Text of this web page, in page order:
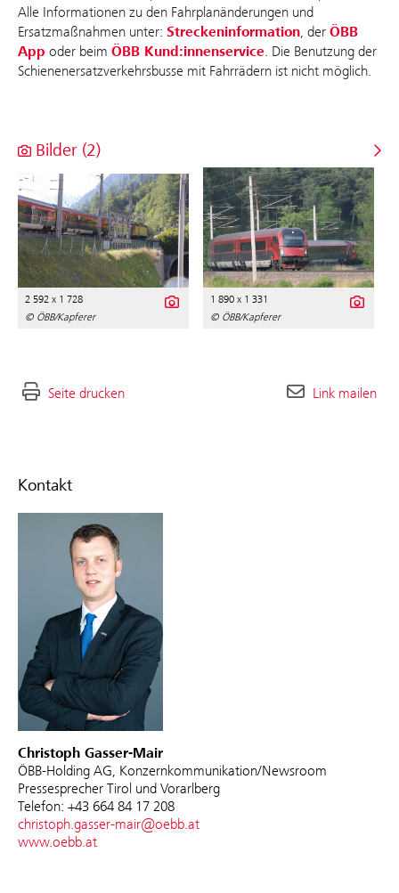
Kontakt
Christoph Gasser-Mair
ÖBB-Holding AG, Konzernkommunikation/Newsroom
Pressesprecher Tirol und Vorarlberg
Telefon: +43 664 84 17 208
christoph.gasser-mair@oebb.at
www.oebb.at
Alle Informationen zu den Fahrplanänderungen und
Ersatzmaßnahmen unter: Streckeninformation, der ÖBB
App oder beim ÖBB Kund:innenservice. Die Benutzung der
Schienenersatzverkehrsbusse mit Fahrrädern ist nicht möglich.
Bilder (2)
2 592 x 1 728
© ÖBB/Kapferer
1 890 x 1 331
© ÖBB/Kapferer
Seite drucken Link mailen